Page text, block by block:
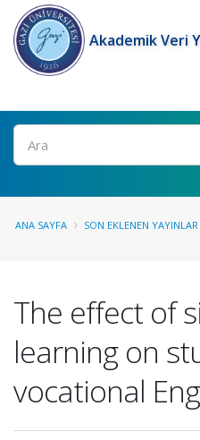
Akademik Veri
Ara
ANA SAYFA SON EKLENEN YAYINLAR
The effect of
learning on
vocational